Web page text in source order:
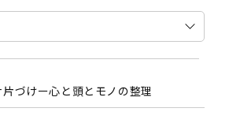
づけー心と頭とモノの整理